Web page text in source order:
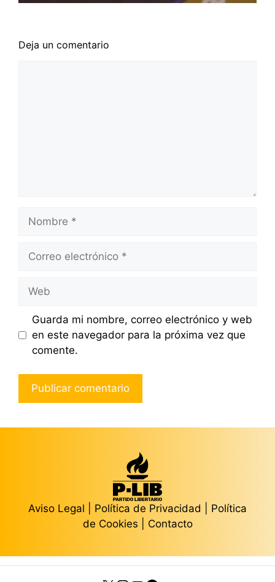
Deja un comentario
Nombre
Correo
Web
Guarda mi nombre, correo electrónico y web
en este navegador para la próxima vez que
comente.
Aviso Legal Política de Privacidad
Política
de Cookies
Contacto